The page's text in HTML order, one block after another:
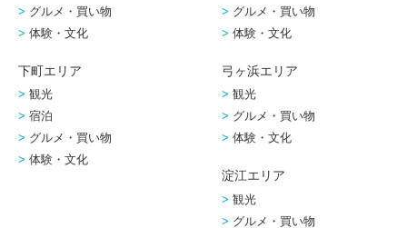
グルメ・買い物
体験・文化
グルメ・買い物
体験・文化
下町エリア
観光
宿泊
グルメ・買い物
体験・文化
弓ヶ浜エリア
観光
グルメ・買い物
体験・文化
淀江エリア
観光
グルメ・買い物